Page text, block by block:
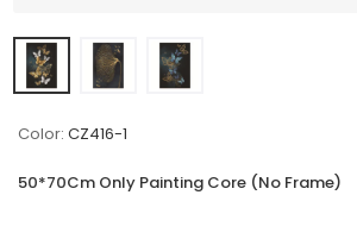
Color: CZ416-1
50*70Cm Only Painting Core (No Frame)